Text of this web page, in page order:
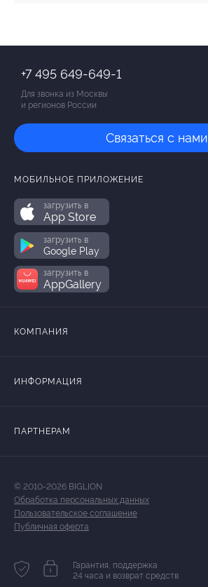
+7 495 649-649-1
Для звонка из Москвы
и регионов России
Связаться с нами
МОБИЛЬНОЕ ПРИЛОЖЕНИЕ
загрузить в
App Store
загрузить в
Google Play
загрузить в
AppGallery
КОМПАНИЯ
ИНФОРМАЦИЯ
ПАРТНЕРАМ
© 2010-2026 BIGLION
Обработка персональных данных
Пользовательское соглашение
Публичная оферта
Гарантия, поддержка
24 часа и возврат средств